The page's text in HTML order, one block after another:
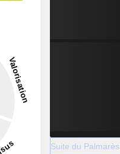
Suite du Palmarès